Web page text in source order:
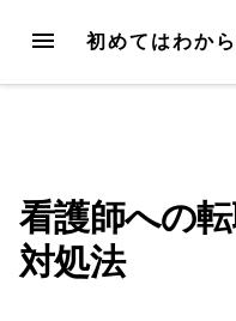
content
MENU 初めてはわか
看護師への
対処法